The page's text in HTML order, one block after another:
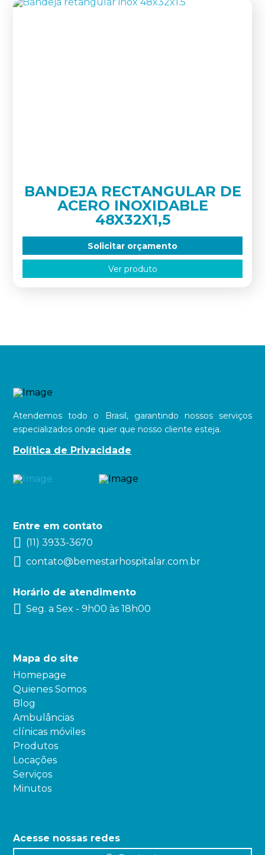
BANDEJA RECTANGULAR DE
ACERO INOXIDABLE
48X32X1,5
Solicitar orçamento
Ver produto
Atendemos todo o Brasil, garantindo nossos serviços
especializados onde quer que nosso cliente esteja.
Política de Privacidade
Entre em contato
(11) 3933-3670
contato@bemestarhospitalar.com.br
Horário de atendimento
Seg. a Sex - 9h00 às 18h00
Mapa do site
Homepage
Quienes Somos
Blog
Ambulâncias
clínicas móviles
Produtos
Locações
Serviços
Minutos
Acesse nossas redes